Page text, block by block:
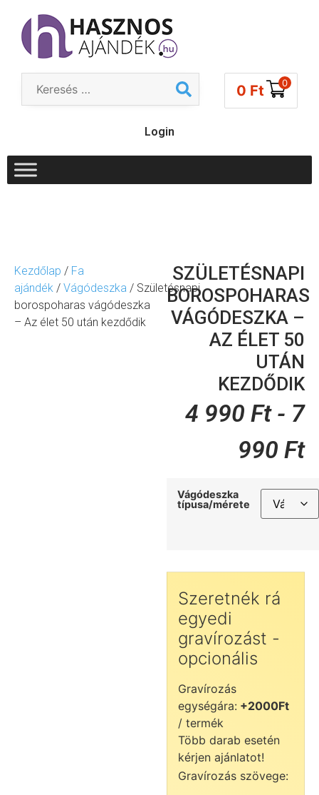
0 Ft 0
Login
Kezdőlap / Fa
ajándék / Vágódeszka / Születésnapi
borospoharas vágódeszka
– Az élet 50 után kezdődik
SZÜLETÉSNAPI
BOROSPOHARAS
VÁGÓDESZKA –
AZ ÉLET 50
UTÁN
KEZDŐDIK
4 990 Ft- 7
990 Ft
Vágódeszka
típusa/mérete
Szeretnék rá
egyedi
gravírozást -
opcionális
Gravírozás
egységára: +2000Ft
/ termék
Több darab esetén
kérjen ajánlatot!
Gravírozás szövege: